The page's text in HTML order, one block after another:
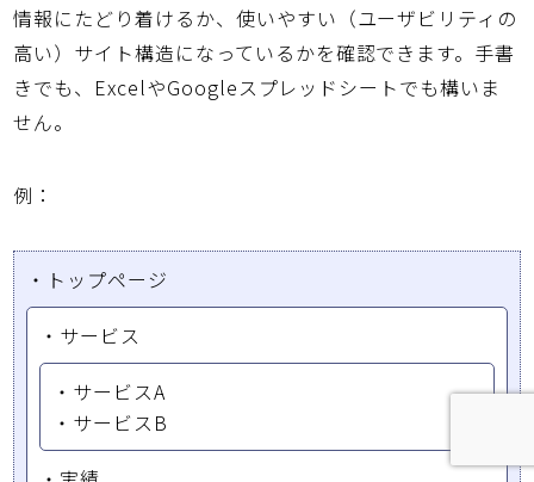
情報にたどり着けるか、 使いやすい（ユーザビリティの
高い）サイト構造になっているかを確認できます。手書
きでも、ExcelやGoogleスプレッドシートでも構いま
せん。
例：
・トップページ
・サービス
・サービスA
・サービスB